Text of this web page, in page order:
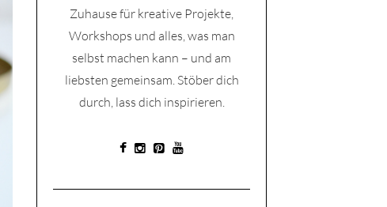
Zuhause für kreative Projekte,
Workshops und alles, was man
selbst machen kann – und am
liebsten gemeinsam. Stöber dich
durch, lass dich inspirieren.